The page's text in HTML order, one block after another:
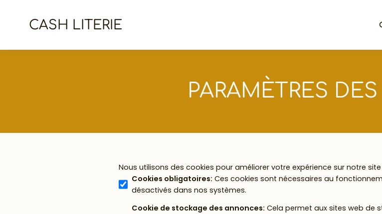
CASH LITERIE
PARAMÈTRES
Nous utilisons des cookies pour améliorer votre expérience sur notre
Cookies obligatoires: Ces cookies sont nécessaires au
désactivés dans nos systèmes.
Cookie de stockage des annonces: Cela permet aux sites web de